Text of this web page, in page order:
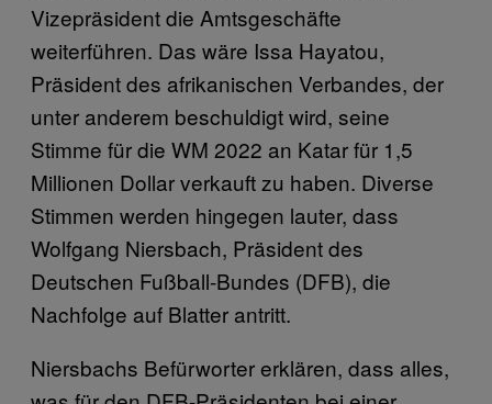
Vizepräsident die Amtsgeschäfte
weiterführen. Das wäre Issa Hayatou,
Präsident des afrikanischen Verbandes, der
unter anderem beschuldigt wird, seine
Stimme für die WM 2022 an Katar für 1,5
Millionen Dollar verkauft zu haben. Diverse
Stimmen werden hingegen lauter, dass
Wolfgang Niersbach, Präsident des
Deutschen Fußball-Bundes (DFB), die
Nachfolge auf Blatter antritt.
Niersbachs Befürworter erklären, dass alles,